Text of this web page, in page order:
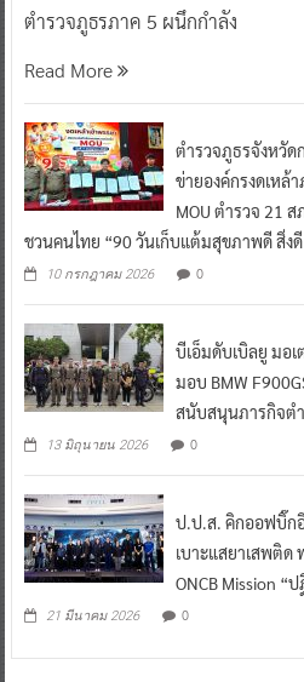
ตำรวจภูธรภาค 5 ผนึกกำลัง
Read More
ตำรวจภูธรจังหวั
ข่ายองค์กรงดเหล้
MOU ตำรวจ 21
ชวนคนไทย “90 วันเก็บแต้มสุขภาพดี สิ่งดี
10 กรกฎาคม 2026 0
บีเอ็มดับเบิลยู มอเ
มอบ BMW
สนับสนุนภารกิจตำ
13 มิถุนายน 2026 0
ป.ป.ส. คิกออฟบิ๊ก
เบาะแสยาเสพติ
ONCB Mission “
21 มีนาคม 2026 0